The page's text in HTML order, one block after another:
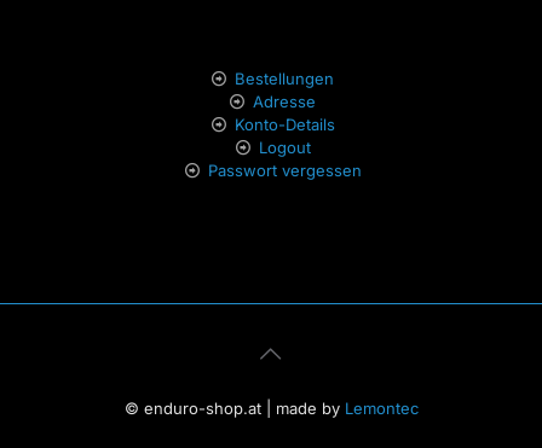
Bestellungen
Adresse
Konto-Details
Logout
Passwort vergessen
© enduro-shop.at | made by Lemontec